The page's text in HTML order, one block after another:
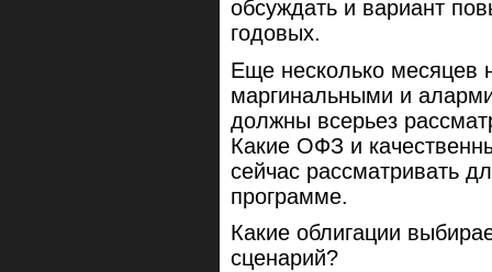
обсуждать и вариант
годовых.
Еще несколько месяцев
маргинальными и
должны всерьез
Какие ОФЗ и
сейчас рассматривать
программе.
Какие облигации
сценарий?